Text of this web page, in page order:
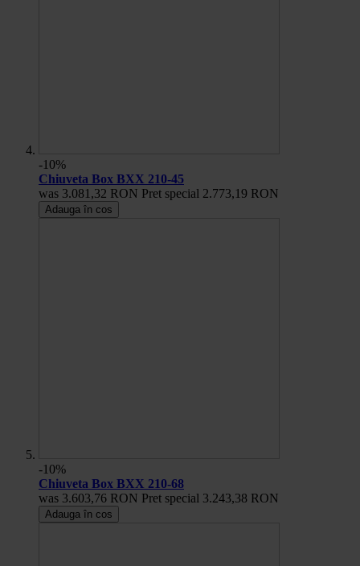
-10%
Chiuveta Box BXX 210-45
was 3.081,32 RON Pret special 2.773,19 RON
Adauga în cos
-10%
Chiuveta Box BXX 210-68
was 3.603,76 RON Pret special 3.243,38 RON
Adauga în cos